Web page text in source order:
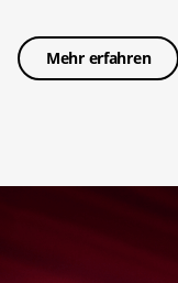
Mehr erfahren